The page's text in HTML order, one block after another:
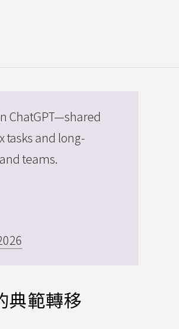
ChatGPT—shared
tasks and long-
teams.
典範轉移